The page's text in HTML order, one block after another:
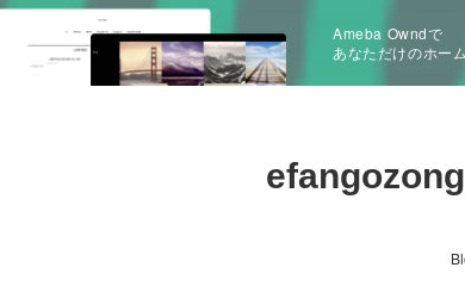
Ameba Owndで
あなただけのホー